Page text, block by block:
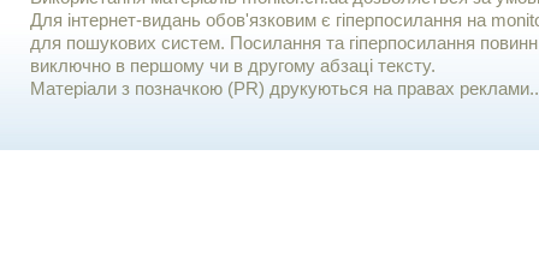
Для iнтернет-видань обов'язковим є гiперпосилання на
для пошукових систем. Посилання та гіперпосилання
виключно в першому чи в другому абзаці тексту.
Матеріали з позначкою (PR) друкуються на правах реклами..